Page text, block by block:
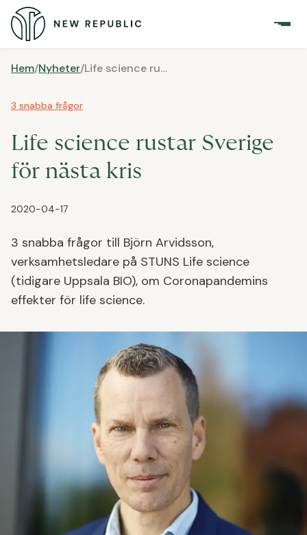
Hem/Nyheter/ Life science rustar Sverige för nästa kris
3 snabba frågor
Life science rustar Sverige
för nästa kris
2020-04-17
3 snabba frågor till Björn Arvidsson,
verksamhetsledare på STUNS Life science
(tidigare Uppsala BIO), om Coronapandemins
effekter för life science.